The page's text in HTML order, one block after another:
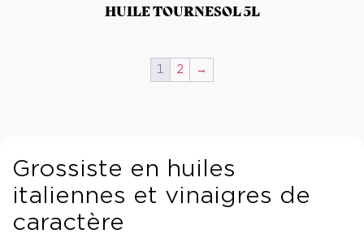
HUILE TOURNESOL 5L
1 2 →
Grossiste en huiles
italiennes et vinaigres de
caractère